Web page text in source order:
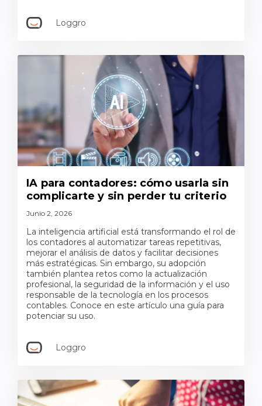
Loggro
IA para contadores: cómo usarla sin
complicarte y sin perder tu criterio
Junio 2, 2026
La inteligencia artificial está transformando el rol de
los contadores al automatizar tareas repetitivas,
mejorar el análisis de datos y facilitar decisiones
más estratégicas. Sin embargo, su adopción
también plantea retos como la actualización
profesional, la seguridad de la información y el uso
responsable de la tecnología en los procesos
contables. Conoce en este artículo una guía para
potenciar su uso.
Loggro